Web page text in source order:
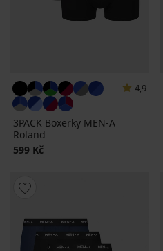
4,9
3PACK Boxerky MEN-A
Roland
599 Kč